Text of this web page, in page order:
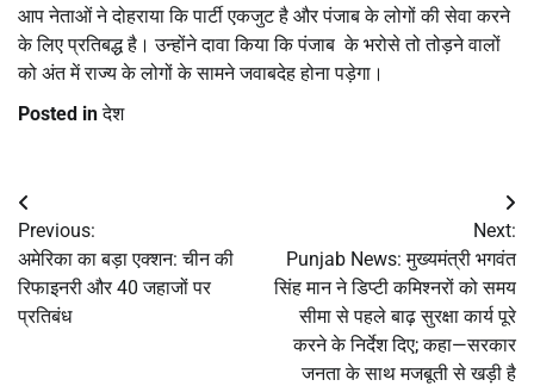
आप नेताओं ने दोहराया कि पार्टी एकजुट है और पंजाब के लोगों की सेवा करने
के लिए प्रतिबद्ध है। उन्होंने दावा किया कि पंजाब के भरोसे तो तोड़ने वालों
को अंत में राज्य के लोगों के सामने जवाबदेह होना पड़ेगा।
Posted inदेश
Post
navigation
Previous:
अमेरिका का बड़ा एक्शन: चीन की
रिफाइनरी और 40 जहाजों पर
प्रतिबंध
Next:
Punjab News: मुख्यमंत्री भगवंत
सिंह मान ने डिप्टी कमिश्नरों को समय
सीमा से पहले बाढ़ सुरक्षा कार्य पूरे
करने के निर्देश दिए; कहा—सरकार
जनता के साथ मजबूती से खड़ी है